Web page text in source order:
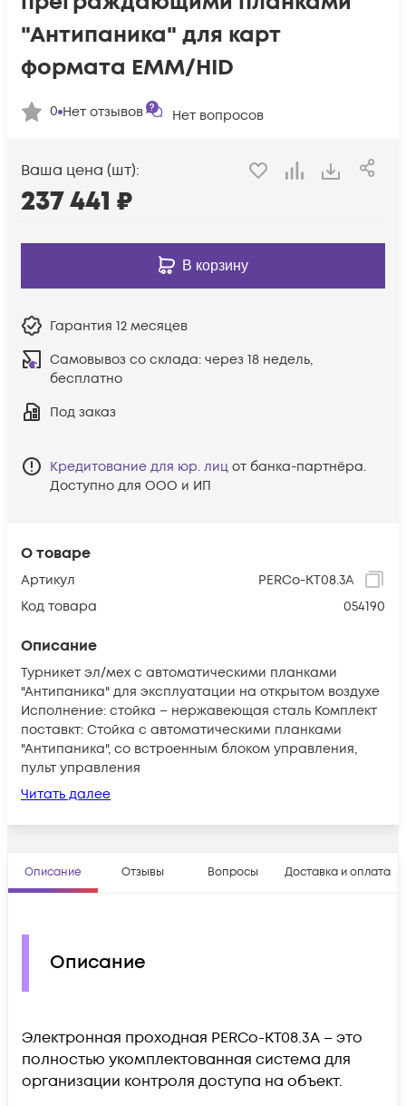
О товаре
Артикул
PERCo-KT08.3A
Код товара
054190
Описание
Турникет эл/мех с автоматическими планками
"Антипаника" для эксплуатации на открытом воздухе
Исполнение: стойка – нержавеющая сталь Комплект
поставкт: Стойка с автоматическими планками
"Антипаника", со встроенным блоком управления,
пульт управления
Читать далее
"Антипаника" для карт
формата EMM/HID
0 Нет отзывов Нет вопросов
Ваша цена (шт):
237 441 ₽
В корзину
Гарантия 12 месяцев
Самовывоз со склада: через 18 недель,
бесплатно
Под заказ
Кредитование для юр. лиц от банка-партнёра.
Доступно для ООО и ИП
Описание Отзывы Вопросы Доставка и оплата
Описание
Электронная проходная PERCo-KT08.3A – это
полностью укомплектованная система для
организации контроля доступа на объект.